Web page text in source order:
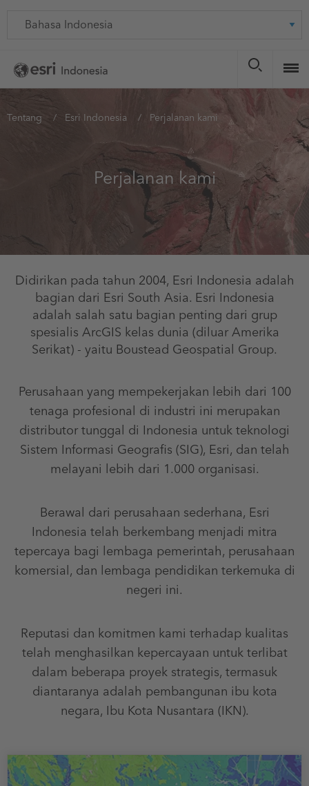
content
Language
You
Tentang Esri Indonesia Perjalanan kami
Perjalanan kami
Didirikan pada tahun 2004, Esri Indonesia adalah
bagian dari Esri South Asia. Esri Indonesia
adalah salah satu bagian penting dari grup
spesialis ArcGIS kelas dunia (diluar Amerika
Serikat) - yaitu Boustead Geospatial Group.
Perusahaan yang mempekerjakan lebih dari 100
tenaga profesional di industri ini merupakan
distributor tunggal di Indonesia untuk teknologi
Sistem Informasi Geografis (SIG), Esri, dan telah
melayani lebih dari 1.000 organisasi.
Berawal dari perusahaan sederhana, Esri
Indonesia telah berkembang menjadi mitra
tepercaya bagi lembaga pemerintah, perusahaan
komersial, dan lembaga pendidikan terkemuka di
negeri ini.
Reputasi dan komitmen kami terhadap kualitas
telah menghasilkan kepercayaan untuk terlibat
dalam beberapa proyek strategis, termasuk
diantaranya adalah pembangunan ibu kota
negara, Ibu Kota Nusantara (IKN).